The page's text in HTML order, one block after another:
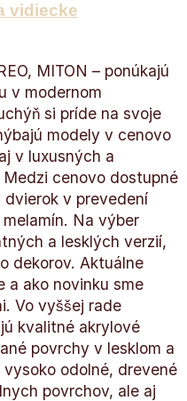
vidiecke
MITON – ponúkajú
v modernom
si príde na svoje
modely v cenovo
v luxusných a
cenovo dostupné
dvierok v prevedení
Na výber
a lesklých verzií,
dekorov. Aktuálne
a ako novinku sme
Vo vyššej rade
kvalitné akrylové
povrchy v lesklom a
odolné, drevené
povrchov, ale aj